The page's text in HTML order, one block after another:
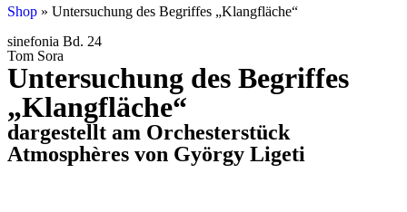
Shop » Untersuchung des Begriffes „Klangfläche“
sinefonia Bd. 24
Tom Sora
Untersuchung des Begriffes
„Klangfläche“
dargestellt am Orchesterstück
Atmosphères von György Ligeti